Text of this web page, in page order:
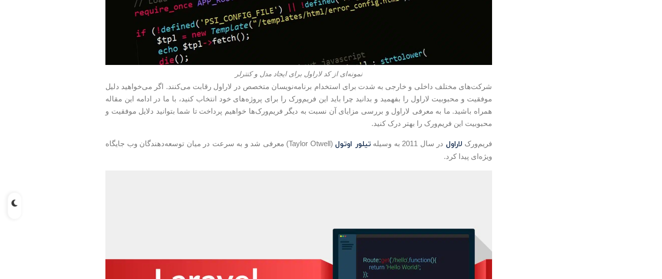
نمونه‌ای از کد لاراول برای ایجاد مدل و کنترلر
شرکت‌های مختلف داخلی و خارجی به شدت برای استخدام برنامه‌نویسان متخصص در لاراول رقابت می‌کنند. اگر می‌خواهید دلیل
موفقیت و محبوبیت لاراول را بفهمید و بدانید چرا باید این فریم‌ورک را برای پروژه‌های خود انتخاب کنید، با ما در ادامه این مقاله
همراه باشید. ما به معرفی لاراول و بررسی مزایای آن نسبت به دیگر فریم‌ورک‌ها خواهیم پرداخت تا شما بتوانید دلایل موفقیت و
محبوبیت این فریم‌ورک را بهتر درک کنید.
فریم‌ورک لاراول در سال 2011 به وسیله تیلور اوتول
(Taylor Otwell) معرفی شد و به سرعت در میان توسعه‌دهندگان وب جایگاه
ویژه‌ای پیدا کرد.